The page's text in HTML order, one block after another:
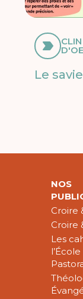
CLIN
Le
NOS
Croire
Croire
Les
l’École